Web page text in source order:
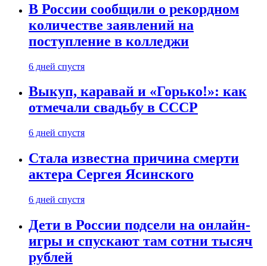
В России сообщили о рекордном
количестве заявлений на
поступление в колледжи
6 дней спустя
Выкуп, каравай и «Горько!»: как
отмечали свадьбу в СССР
6 дней спустя
Стала известна причина смерти
актера Сергея Ясинского
6 дней спустя
Дети в России подсели на онлайн-
игры и спускают там сотни тысяч
рублей